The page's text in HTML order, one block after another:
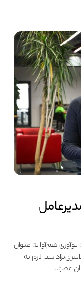
نوآوری هم‌آوا به عنوان
شد. لازم به
عضو…